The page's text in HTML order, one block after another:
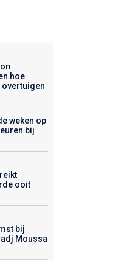
hoe
weken op
bij
ooit
bij
Moussa